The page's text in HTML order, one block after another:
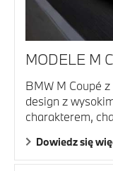
MODELE M
BMW M Coupé
design z
charakterem,
Dowiedz się